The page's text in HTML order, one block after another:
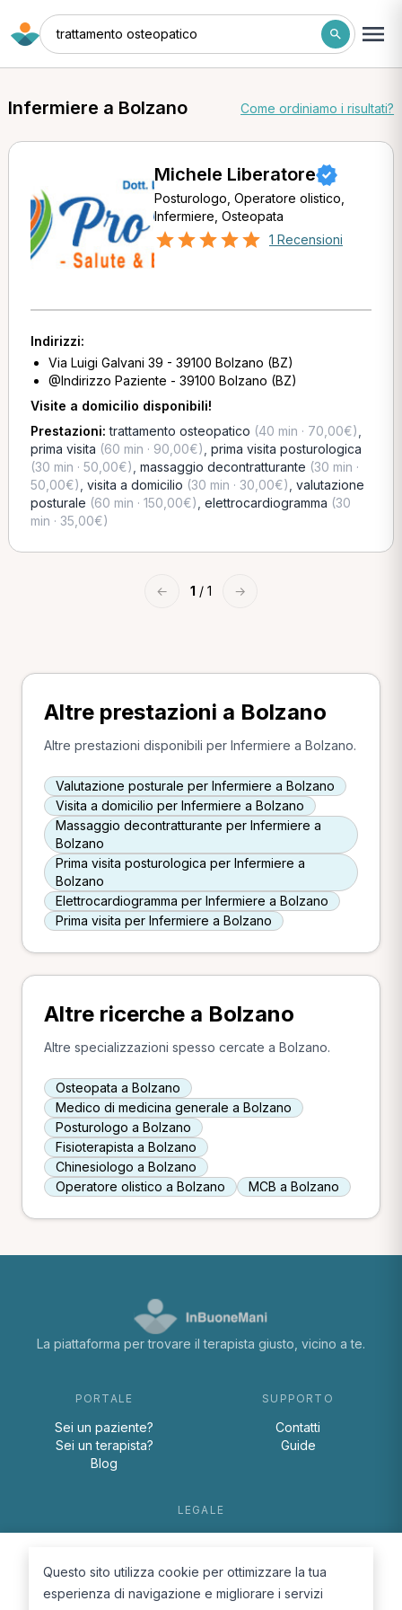
trattamento osteopatico
Infermiere a Bolzano Come ordiniamo i risultati?
Michele Liberatore
Posturologo, Operatore olistico,
Infermiere, Osteopata
1 Recensioni
Indirizzi:
Via Luigi Galvani 39 - 39100 Bolzano (BZ)
@Indirizzo Paziente - 39100 Bolzano (BZ)
Visite a domicilio disponibili!
Prestazioni:trattamento osteopatico (40 min · 70,00€)
prima visita (60 min · 90,00€) prima visita posturologica
(30 min · 50,00€) massaggio decontratturante (30 min ·
50,00€) visita a domicilio (30 min · 30,00€) valutazione
posturale (60 min · 150,00€) elettrocardiogramma (30
min · 35,00€)
← 1 / 1 →
Altre prestazioni a Bolzano
Altre prestazioni disponibili per Infermiere a Bolzano.
Valutazione posturale per Infermiere a Bolzano
Visita a domicilio per Infermiere a Bolzano
Massaggio decontratturante per Infermiere a
Bolzano
Prima visita posturologica per Infermiere a
Bolzano
Elettrocardiogramma per Infermiere a Bolzano
Prima visita per Infermiere a Bolzano
Altre ricerche a Bolzano
Altre specializzazioni spesso cercate a Bolzano.
Osteopata a Bolzano
Medico di medicina generale a Bolzano
Posturologo a Bolzano
Fisioterapista a Bolzano
Chinesiologo a Bolzano
Operatore olistico a Bolzano
MCB a Bolzano
La piattaforma per trovare il terapista giusto, vicino a te.
PORTALE
Sei un paziente?
Sei un terapista?
Blog
SUPPORTO
Contatti
Guide
LEGALE
Cookie Policy
Questo sito utilizza cookie per ottimizzare la tua
esperienza di navigazione e migliorare i servizi